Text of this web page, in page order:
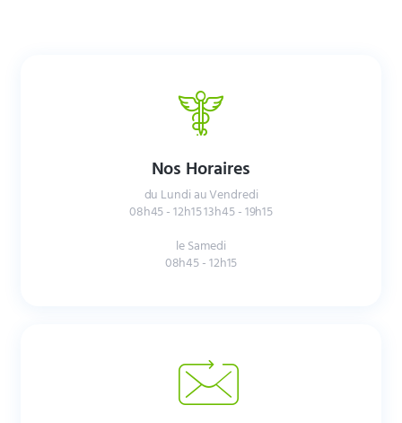
Nos Horaires
du Lundi au Vendredi
08h45 - 12h15 13h45 - 19h15
le Samedi
08h45 - 12h15